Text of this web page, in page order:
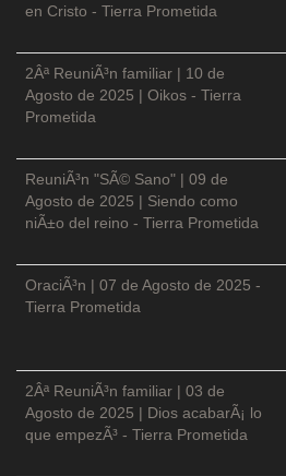
en Cristo - Tierra Prometida
2Âª ReuniÃ³n familiar | 10 de
Agosto de 2025 | Oikos - Tierra
Prometida
ReuniÃ³n "SÃ© Sano" | 09 de
Agosto de 2025 | Siendo como
niÃ±o del reino - Tierra Prometida
OraciÃ³n | 07 de Agosto de 2025 -
Tierra Prometida
2Âª ReuniÃ³n familiar | 03 de
Agosto de 2025 | Dios acabarÃ¡ lo
que empezÃ³ - Tierra Prometida